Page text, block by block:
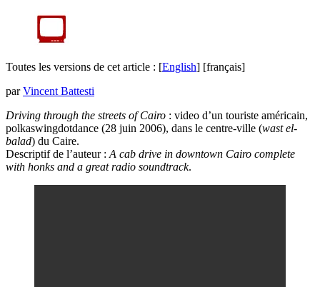
Toutes les versions de cet article : [English] [français]
parVincent Battesti
Driving through the streets of Cairo : video d’un touriste américain,
polkaswingdotdance (28 juin 2006), dans le centre-ville (wast el-
balad) du Caire.
Descriptif de l’auteur :A cab drive in downtown Cairo complete
with honks and a great radio soundtrack.